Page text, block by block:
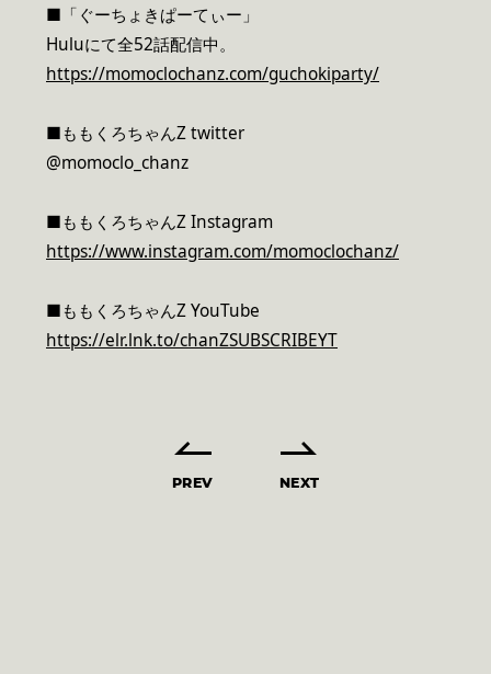
■「ぐーちょきぱーてぃー」
Huluにて全52話配信中。
https://momoclochanz.com/guchokiparty/
■ももくろちゃんZ twitter
@momoclo_chanz
■ももくろちゃんZ Instagram
https://www.instagram.com/momoclochanz/
■ももくろちゃんZ YouTube
https://elr.lnk.to/chanZSUBSCRIBEYT
PREV NEXT